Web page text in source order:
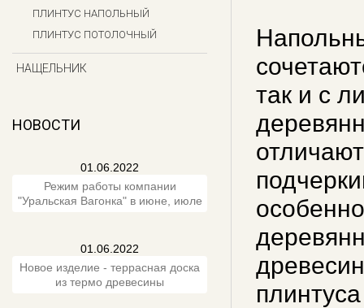
ПЛИНТУС НАПОЛЬНЫЙ
ПЛИНТУС ПОТОЛОЧНЫЙ
НАЩЕЛЬНИК
НОВОСТИ
01.06.2022
Режим работы компании
"Уральская Вагонка" в июне, июле
01.06.2022
Новое изделие - террасная доска
из термо древесины
так и с